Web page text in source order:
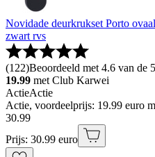
Novidade deurkrukset Porto
zwart rvs
(122)Beoordeeld met 4.6 van de
19.99 met Club Karwei
ActieActie
Actie, voordeelprijs: 19.99 euro
30.99
Prijs: 30.99 euro